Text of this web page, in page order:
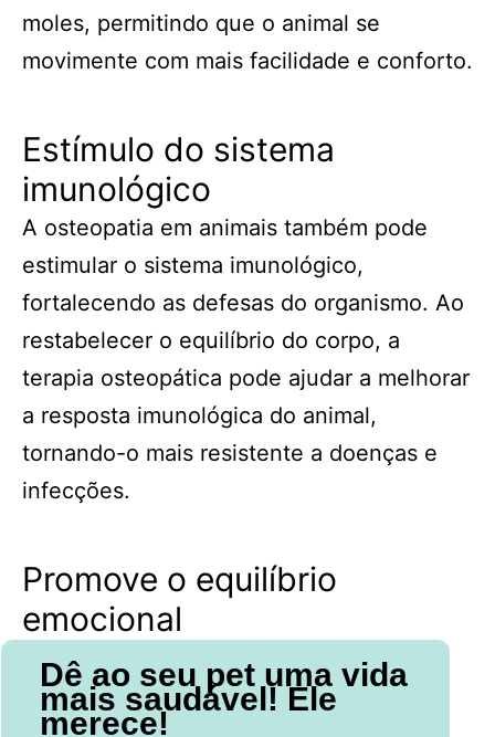
moles, permitindo que o animal se
movimente com mais facilidade e conforto.
Estímulo do sistema
imunológico
A osteopatia em animais também pode
estimular o sistema imunológico,
fortalecendo as defesas do organismo. Ao
restabelecer o equilíbrio do corpo, a
terapia osteopática pode ajudar a melhorar
a resposta imunológica do animal,
tornando-o mais resistente a doenças e
infecções.
Promove o equilíbrio
emocional
Dê ao seu pet uma vida
mais saudável! Ele
merece!